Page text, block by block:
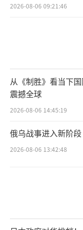
2026-08-06 09:21:46
从《制胜》看当下
震撼全球
2026-08-06 14:45:19
俄乌战事进入新阶
2026-08-06 13:42:48